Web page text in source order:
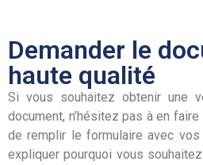
Demander le
haute qualité
Si vous souhaitez obtenir une
document, n’hésitez pas à en
de remplir le formulaire avec
expliquer pourquoi vous